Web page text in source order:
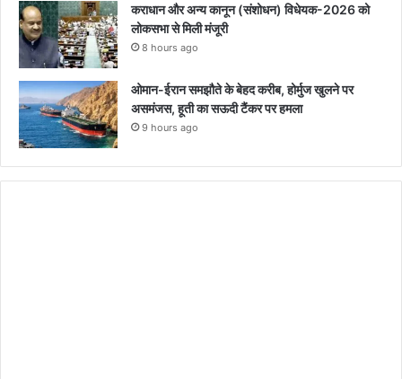
कराधान और अन्य कानून (संशोधन) विधेयक-2026 को
लोकसभा से मिली मंजूरी
8 hours ago
ओमान-ईरान समझौते के बेहद करीब, होर्मुज खुलने पर
असमंजस, हूती का सऊदी टैंकर पर हमला
9 hours ago